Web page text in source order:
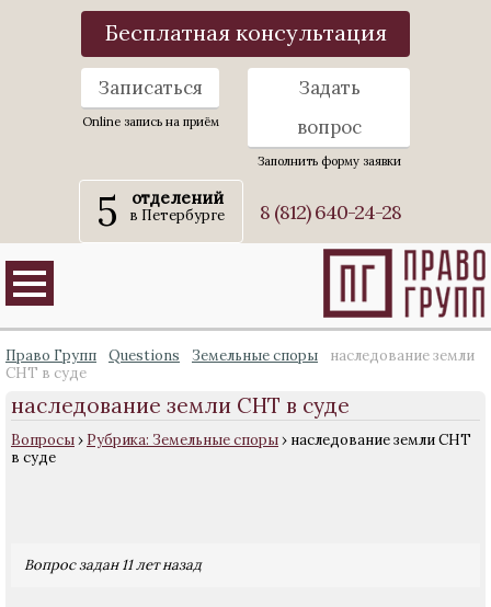
Бесплатная консультация
Записаться
Online запись на приём
Задать
вопрос
Заполнить форму заявки
5 отделений
в Петербурге 8 (812) 640-24-28
Право Групп Questions Земельные споры
наследование земли
СНТ в суде
наследование земли СНТ в суде
Вопросы› Рубрика: Земельные споры› наследование земли СНТ
в суде
Вопрос задан 11 лет назад